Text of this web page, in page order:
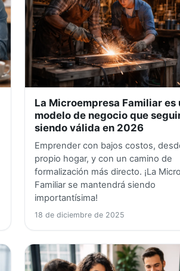
La Microempresa Familiar es
modelo de negocio que
siendo válida en 2026
Emprender con bajos costos,
propio hogar, y con un camino de
formalización más directo. ¡La
Familiar se mantendrá siendo
importantísima!
18 de diciembre de 2025